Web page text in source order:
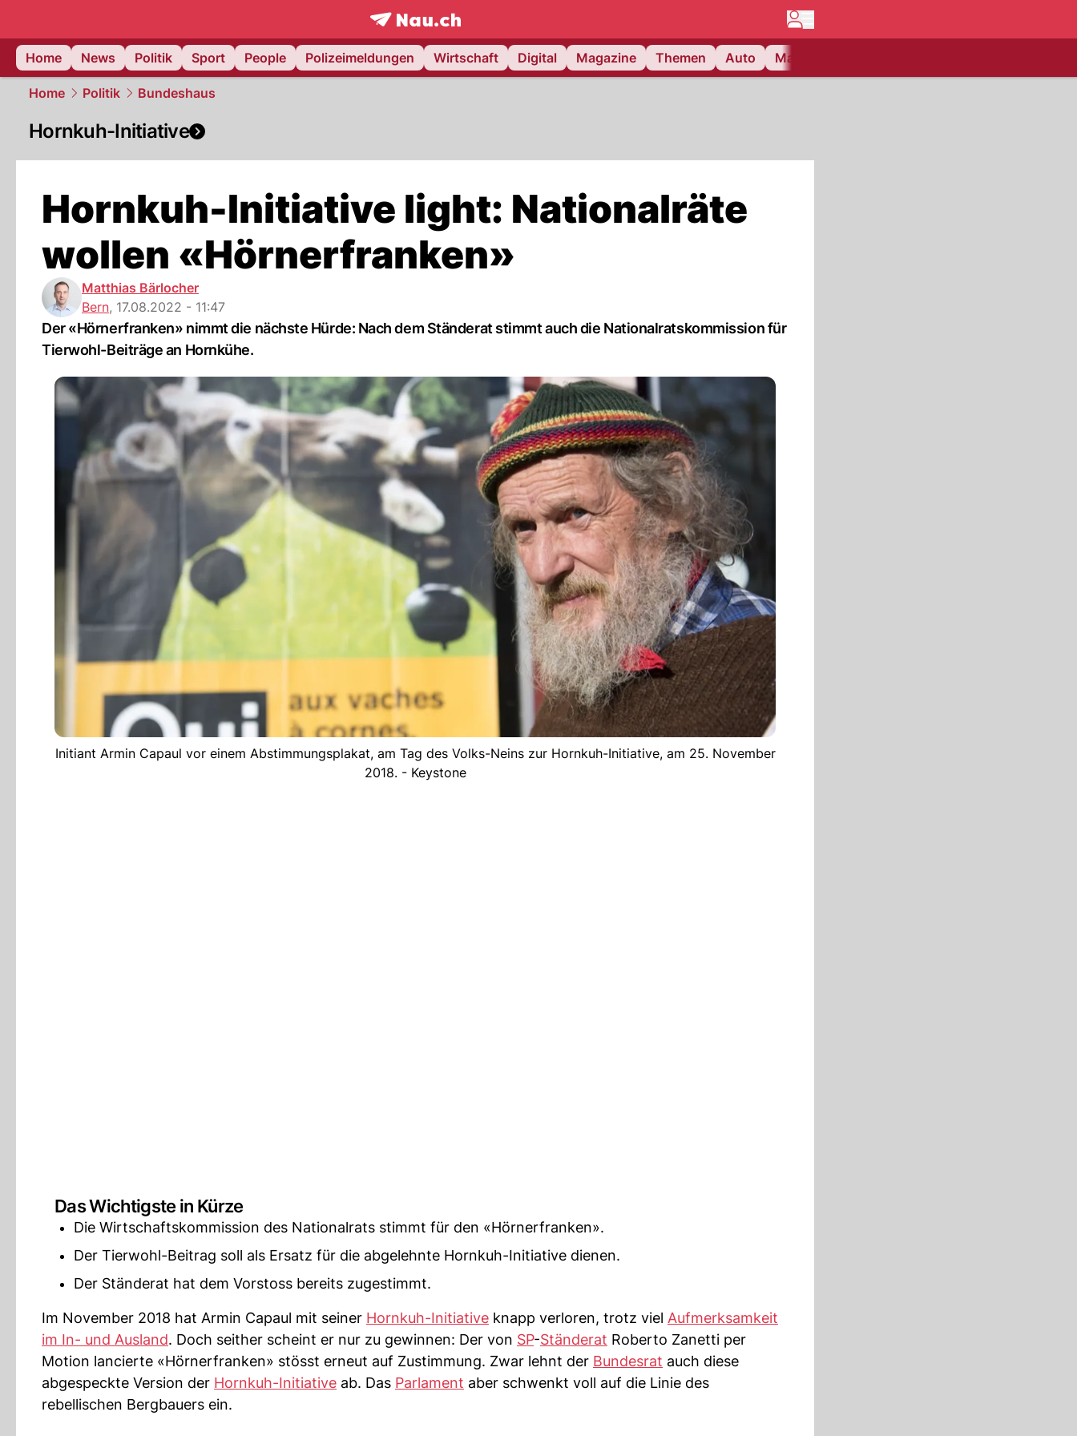
frontpage.NAU.ch
Home
News Politik Sport People Polizeimeldungen Wirtschaft Digital Magazine Themen Auto Matchcenter
Home Politik Bundeshaus
Hornkuh-Initiative
Hornkuh-Initiative light: Nationalräte
wollen «Hörnerfranken»
Matthias Bärlocher
Bern, 17.08.2022 - 11:47
Der «Hörnerfranken» nimmt die nächste Hürde: Nach dem Ständerat stimmt auch die Nationalratskommission für
Tierwohl-Beiträge an Hornkühe.
Initiant Armin Capaul vor einem Abstimmungsplakat, am Tag des Volks-Neins zur Hornkuh-Initiative, am 25. November
2018. - Keystone
Das Wichtigste in Kürze
Die Wirtschaftskommission des Nationalrats stimmt für den «Hörnerfranken».
Der Tierwohl-Beitrag soll als Ersatz für die abgelehnte Hornkuh-Initiative dienen.
Der Ständerat hat dem Vorstoss bereits zugestimmt.
Im November 2018 hat Armin Capaul mit seiner Hornkuh-Initiative knapp verloren, trotz viel Aufmerksamkeit
im In- und Ausland. Doch seither scheint er nur zu gewinnen: Der von SP-Ständerat Roberto Zanetti per
Motion lancierte «Hörnerfranken» stösst erneut auf Zustimmung. Zwar lehnt der Bundesrat auch diese
abgespeckte Version der Hornkuh-Initiative ab. Das Parlament aber schwenkt voll auf die Linie des
rebellischen Bergbauers ein.